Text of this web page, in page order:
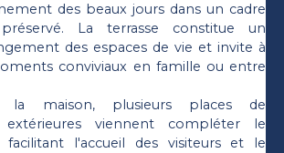
des beaux jours dans un cadre
La terrasse constitue un
des espaces de vie et invite à
conviviaux en famille ou entre
maison, plusieurs places de
extérieures viennent compléter le
facilitant l'accueil des visiteurs et le